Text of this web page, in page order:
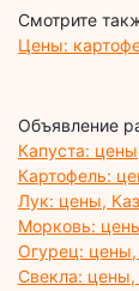
Смотрите
Цены:
Объявление
Капуста:
Картофель:
Лук: цены,
Морковь:
Огурец: цены,
Свекла: цены,